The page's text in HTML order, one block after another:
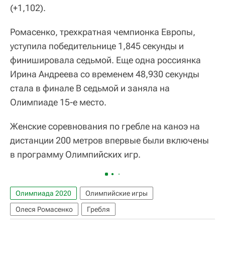
(+1,102).
Ромасенко, трехкратная чемпионка Европы,
уступила победительнице 1,845 секунды и
финишировала седьмой. Еще одна россиянка
Ирина Андреева со временем 48,930 секунды
стала в финале B седьмой и заняла на
Олимпиаде 15-е место.
Женские соревнования по гребле на каноэ на
дистанции 200 метров впервые были включены
в программу Олимпийских игр.
Олимпиада 2020
Олимпийские игры
Олеся Ромасенко
Гребля